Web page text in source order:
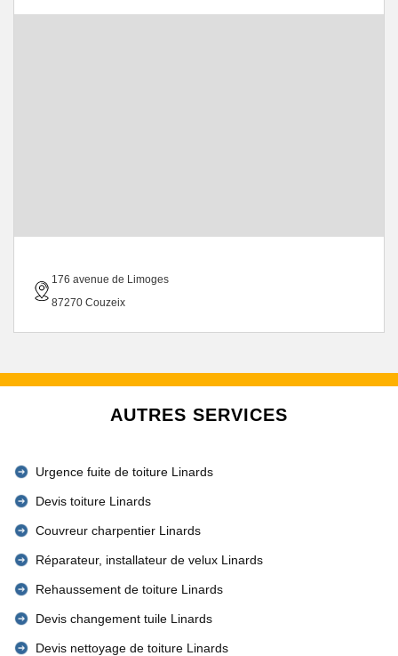
176 avenue de Limoges
87270 Couzeix
AUTRES SERVICES
Urgence fuite de toiture Linards
Devis toiture Linards
Couvreur charpentier Linards
Réparateur, installateur de velux Linards
Rehaussement de toiture Linards
Devis changement tuile Linards
Devis nettoyage de toiture Linards